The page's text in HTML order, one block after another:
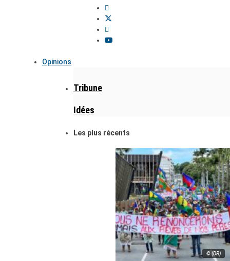
Opinions
Tribune
Idées
Les plus récents
© (DR)